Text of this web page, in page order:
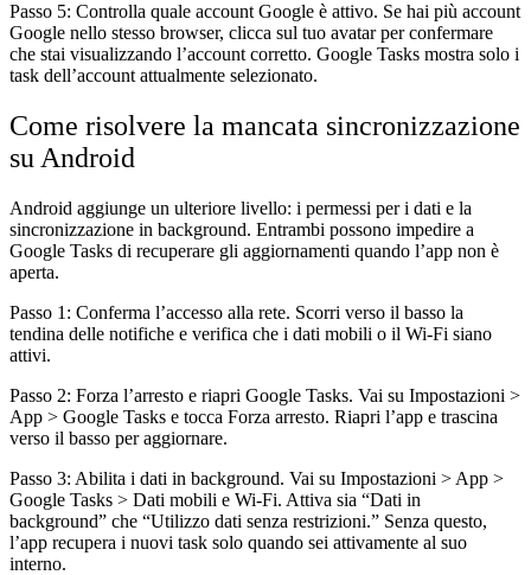
Passo 5: Controlla quale account Google è attivo. Se hai più account
Google nello stesso browser, clicca sul tuo avatar per confermare
che stai visualizzando l’account corretto. Google Tasks mostra solo i
task dell’account attualmente selezionato.
Come risolvere la mancata sincronizzazione
su Android
Android aggiunge un ulteriore livello: i permessi per i dati e la
sincronizzazione in background. Entrambi possono impedire a
Google Tasks di recuperare gli aggiornamenti quando l’app non è
aperta.
Passo 1: Conferma l’accesso alla rete. Scorri verso il basso la
tendina delle notifiche e verifica che i dati mobili o il Wi-Fi siano
attivi.
Passo 2: Forza l’arresto e riapri Google Tasks. Vai su Impostazioni >
App > Google Tasks e tocca Forza arresto. Riapri l’app e trascina
verso il basso per aggiornare.
Passo 3: Abilita i dati in background. Vai su Impostazioni > App >
Google Tasks > Dati mobili e Wi-Fi. Attiva sia “Dati in
background” che “Utilizzo dati senza restrizioni.” Senza questo,
l’app recupera i nuovi task solo quando sei attivamente al suo
interno.